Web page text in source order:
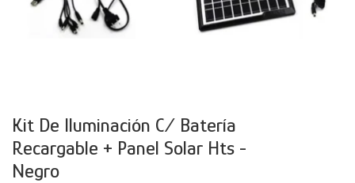
Kit De Iluminación C/ Batería
Recargable + Panel Solar Hts -
Negro
Mesas
Calefactores
Acolchados y Frazadas
Decoración
Accesorios